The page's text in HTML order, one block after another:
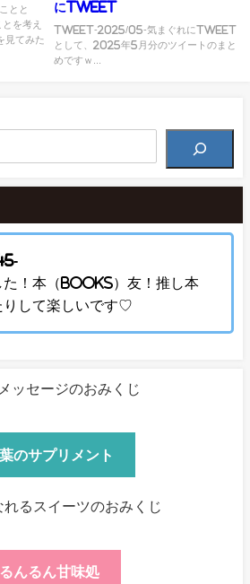
とと
を考え
見てみた
にTweet
Tweet-2025/05-気まぐれにTweet
として、2025年5月分のツイートのまと
めですｗ...
た！本（Books）友！推し本
りして楽しいです♡
ッセージのおみくじ
のサプリメント
るスイーツのおみくじ
るんるん甘味処